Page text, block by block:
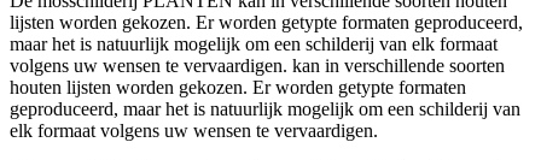
lijsten worden gekozen. Er worden getypte formaten geproduceerd,
maar het is natuurlijk mogelijk om een schilderij van elk formaat
volgens uw wensen te vervaardigen. kan in verschillende soorten
houten lijsten worden gekozen. Er worden getypte formaten
geproduceerd, maar het is natuurlijk mogelijk om een schilderij van
elk formaat volgens uw wensen te vervaardigen.